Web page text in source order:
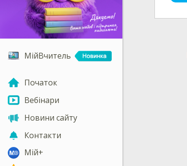
МійВчитель
Початок
Вебінари
Новини сайту
Контакти
Мій+